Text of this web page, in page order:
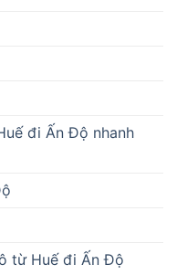
đi Ấn Độ nhanh
từ Huế đi Ấn Độ